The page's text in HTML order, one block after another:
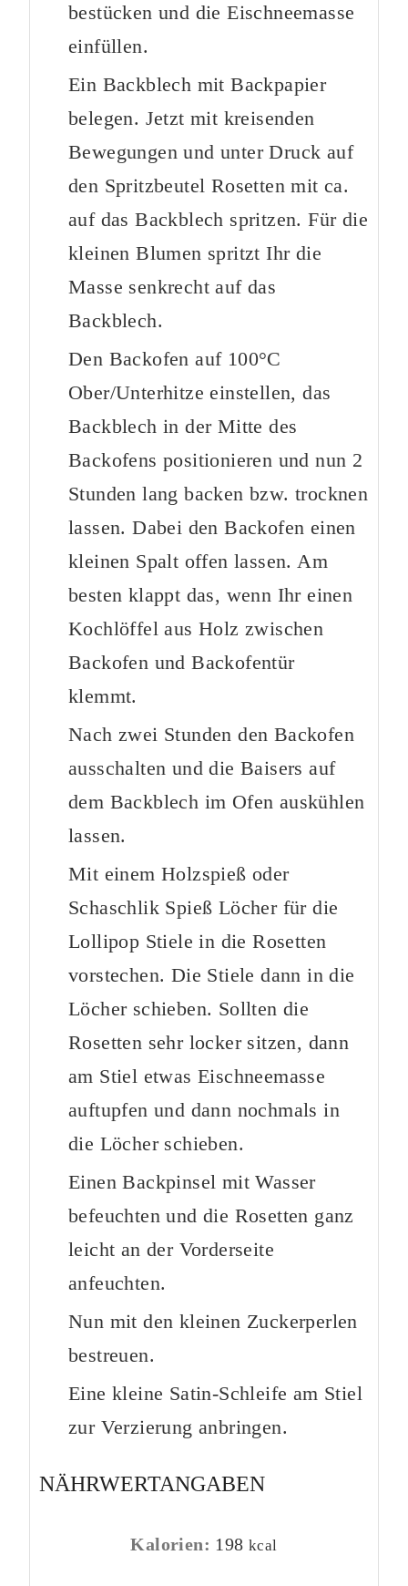
bestücken und die Eischneemasse
einfüllen.
Ein Backblech mit Backpapier
belegen. Jetzt mit kreisenden
Bewegungen und unter Druck auf
den Spritzbeutel Rosetten mit ca.
auf das Backblech spritzen. Für die
kleinen Blumen spritzt Ihr die
Masse senkrecht auf das
Backblech.
Den Backofen auf 100°C
Ober/Unterhitze einstellen, das
Backblech in der Mitte des
Backofens positionieren und nun 2
Stunden lang backen bzw. trocknen
lassen. Dabei den Backofen einen
kleinen Spalt offen lassen. Am
besten klappt das, wenn Ihr einen
Kochlöffel aus Holz zwischen
Backofen und Backofentür
klemmt.
Nach zwei Stunden den Backofen
ausschalten und die Baisers auf
dem Backblech im Ofen auskühlen
lassen.
Mit einem Holzspieß oder
Schaschlik Spieß Löcher für die
Lollipop Stiele in die Rosetten
vorstechen. Die Stiele dann in die
Löcher schieben. Sollten die
Rosetten sehr locker sitzen, dann
am Stiel etwas Eischneemasse
auftupfen und dann nochmals in
die Löcher schieben.
Einen Backpinsel mit Wasser
befeuchten und die Rosetten ganz
leicht an der Vorderseite
anfeuchten.
Nun mit den kleinen Zuckerperlen
bestreuen.
Eine kleine Satin-Schleife am Stiel
zur Verzierung anbringen.
NÄHRWERTANGABEN
Kalorien: 198 kcal